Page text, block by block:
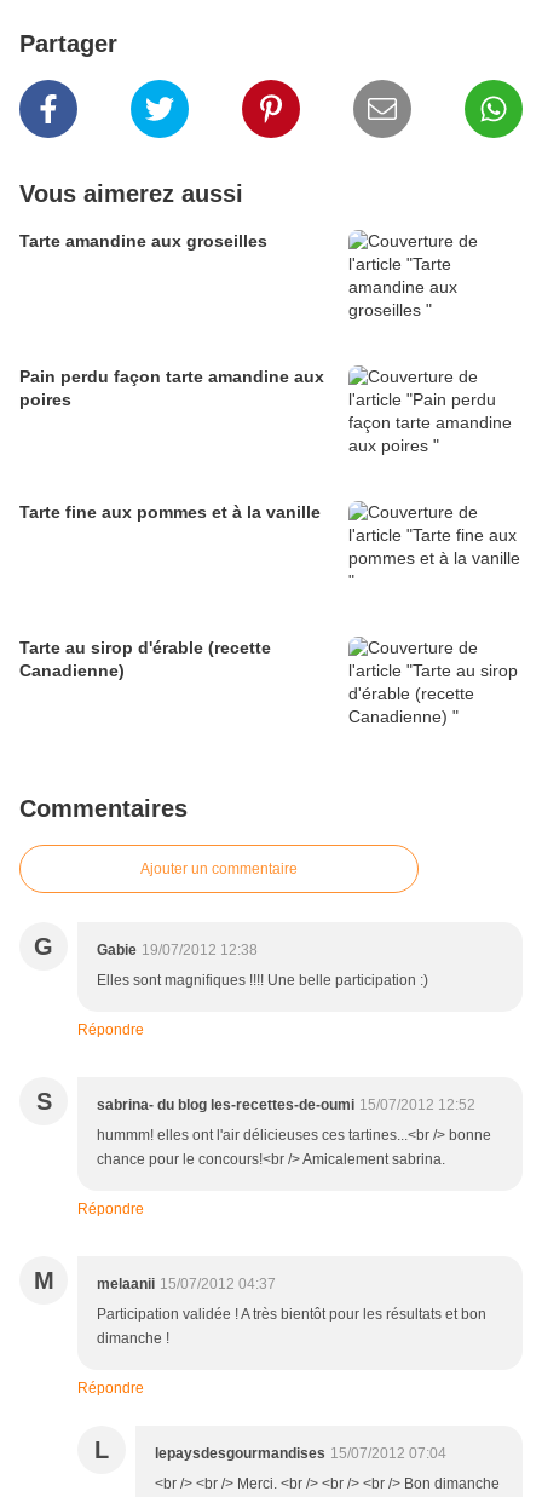
Partager
Vous aimerez aussi
Tarte amandine aux groseilles
Pain perdu façon tarte amandine aux
poires
Tarte fine aux pommes et à la vanille
Tarte au sirop d'érable (recette
Canadienne)
Commentaires
Ajouter un commentaire
G Gabie 19/07/2012 12:38
Elles sont magnifiques !!!! Une belle participation :)
Répondre
S sabrina- du blog les-recettes-de-oumi 15/07/2012 12:52
hummm! elles ont l'air délicieuses ces tartines...<br /> bonne
chance pour le concours!<br /> Amicalement sabrina.
Répondre
M melaanii 15/07/2012 04:37
Participation validée ! A très bientôt pour les résultats et bon
dimanche !
Répondre
L lepaysdesgourmandises 15/07/2012 07:04
<br /> <br /> Merci. <br /> <br /> <br /> Bon dimanche